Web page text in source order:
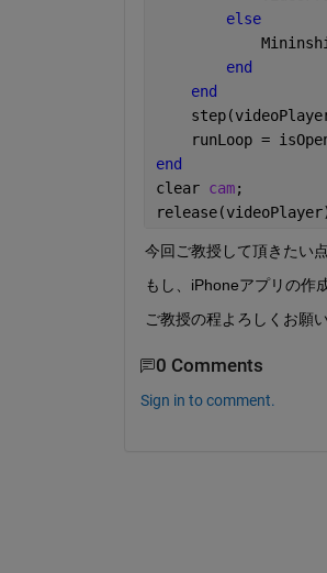
else
end
end
runLoop =
end
clear cam;
今回ご教授して頂きたい
もし、iPhoneアプリの作
ご教授の程よろしくお願
0 Comments
Sign in to comment.